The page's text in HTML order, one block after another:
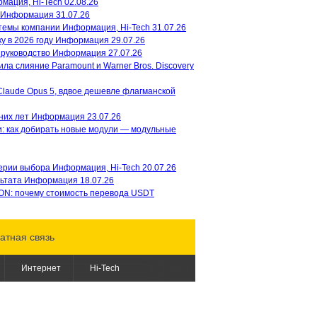
Вышел первый трейлер аниме
«Терминатор Зеро»Netflix
представил первый тизер-трейлер
Зеро» / Terminator: Zero. Премьера 8
Netflix получит второй сезон
Аниме-адаптация манги
"Подземелье вкусностей"/Delicious
Hi-Tech 02.08.26
Информация 31.07.26
компании Информация, Hi-Tech 31.07.26
в 2026 году Информация 29.07.26
Информация 27.07.26
слияние Paramount и Warner Bros. Discovery
Opus 5, вдвое дешевле флагманской
лет Информация 23.07.26
как добирать новые модули — модульные
выбора Информация, Hi-Tech 20.07.26
Информация 18.07.26
почему стоимость перевода USDT
связь
Интернет Hi-Tech